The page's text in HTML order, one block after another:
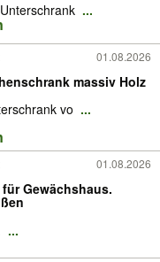
...
01.08.2026
massiv Holz
vo ...
01.08.2026
Gewächshaus.
...